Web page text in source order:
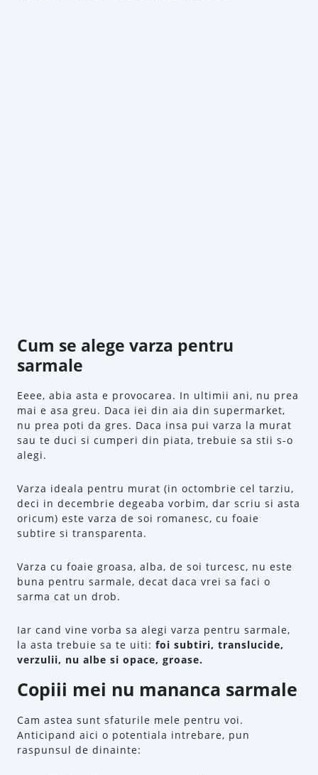
Cum se alege varza pentru
sarmale
Eeee, abia asta e provocarea. In ultimii ani, nu prea
mai e asa greu. Daca iei din aia din supermarket,
nu prea poti da gres. Daca insa pui varza la murat
sau te duci si cumperi din piata, trebuie sa stii s-o
alegi.
Varza ideala pentru murat (in octombrie cel tarziu,
deci in decembrie degeaba vorbim, dar scriu si asta
oricum) este varza de soi romanesc, cu foaie
subtire si transparenta.
Varza cu foaie groasa, alba, de soi turcesc, nu este
buna pentru sarmale, decat daca vrei sa faci o
sarma cat un drob.
Iar cand vine vorba sa alegi varza pentru sarmale,
la asta trebuie sa te uiti: foi subtiri, translucide,
verzulii, nu albe si opace, groase.
Copiii mei nu mananca sarmale
Cam astea sunt sfaturile mele pentru voi.
Anticipand aici o potentiala intrebare, pun
raspunsul de dinainte: